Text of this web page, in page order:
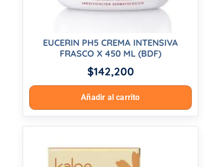
EUCERIN PH5 CREMA INTENSIVA
FRASCO X 450 ML (BDF)
$142,200
Añadir al carrito